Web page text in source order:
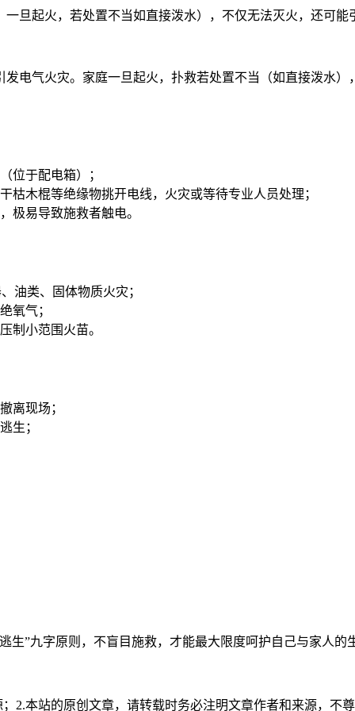
旦起火，若处置不当如直接泼水），不仅无法灭火，还可
发电气火灾。家庭一旦起火，扑救若处置不当（如直接泼水
位于配电箱）；
木棍等绝缘物挑开电线，火灾或等待专业人员处理；
极易导致施救者触电。
油类、固体物质火灾；
氧气；
制小范围火苗。
离现场；
生；
”九字原则，不盲目施救，才能最大限度呵护自己与家人的
2.本站的原创文章，请转载时务必注明文章作者和来源，不